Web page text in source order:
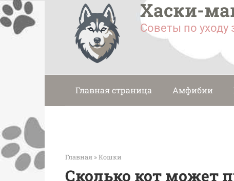
Перейти
к
контенту
Хаски-
Советы по
Главная страница Амфибии
Главная »Кошки
Сколько кот может